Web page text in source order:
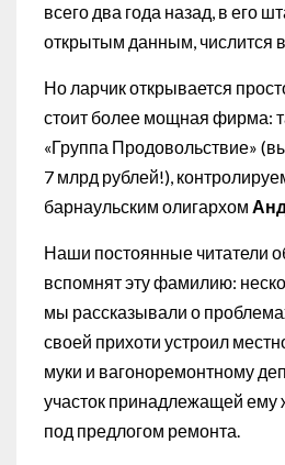
всего два года назад, в его
открытым данным, числится
Но ларчик открывается
стоит более мощная фирма:
«Группа Продовольствие»
7 млрд рублей!),
барнаульским олигархом
Наши постоянные читатели
вспомнят эту фамилию:
мы рассказывали о
своей прихоти устроил
муки и вагоноремонтному
участок принадлежащей ему
под предлогом ремонта.